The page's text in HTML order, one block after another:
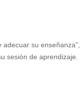
su enseñanza”,
sesión de aprendizaje.